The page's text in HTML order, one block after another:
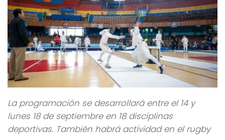
La programación se desarrollará entre el 14 y
lunes 18 de septiembre en 18 disciplinas
deportivas. También habrá actividad en el rugby